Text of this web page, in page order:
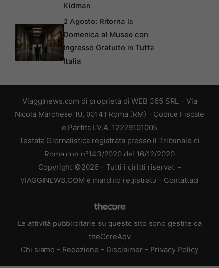
Kidman
2 Agosto: Ritorna la
Domenica al Museo con
Ingresso Gratuito in Tutta
Italia
Viagginews.com di proprietà di WEB 365 SRL - Via
Nicola Marchese 10, 00141 Roma (RM) - Codice Fiscale
e Partita I.V.A. 12279101005
Testata Giornalistica registrata presso il Tribunale di
Roma con n°143/2020 del 16/12/2020
Copyright ©2026 - Tutti i diritti riservati -
VIAGGINEWS.COM è marchio registrato - Contattaci
Le attività pubblicitarie su questo sito sono gestite da
theCoreAdv
Chi siamo - Redazione - Disclaimer - Privacy Policy